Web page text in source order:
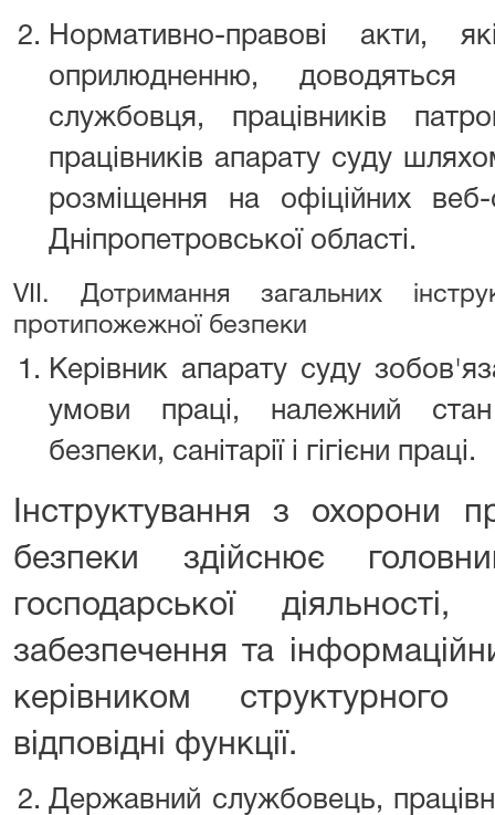
Нормативно-правові акти,
оприлюдненню,
службовця, працівників
працівників апарату суду
розміщення на офіційних
Дніпропетровської області.
VII. Дотримання загальних
протипожежної безпеки
Керівник апарату суду
умови праці, належний
безпеки, санітарії і гігієни праці.
Інструктування з охорони
безпеки здійснює
господарської діяльності,
забезпечення та
керівником структурного
відповідні функції.
Державний службовець,